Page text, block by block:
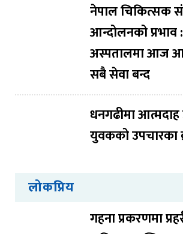
नेपाल चिकित्सक
आन्दोलनको प्रभाव
अस्पतालमा आज
सबै सेवा बन्द
धनगढीमा आत्मदाह
युवकको उपचारका
लोकप्रिय
गहना प्रकरणमा